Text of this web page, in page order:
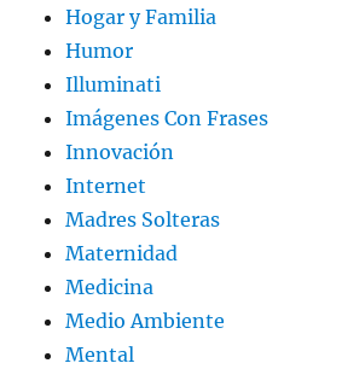
Hogar y Familia
Humor
Illuminati
Imágenes Con Frases
Innovación
Internet
Madres Solteras
Maternidad
Medicina
Medio Ambiente
Mental